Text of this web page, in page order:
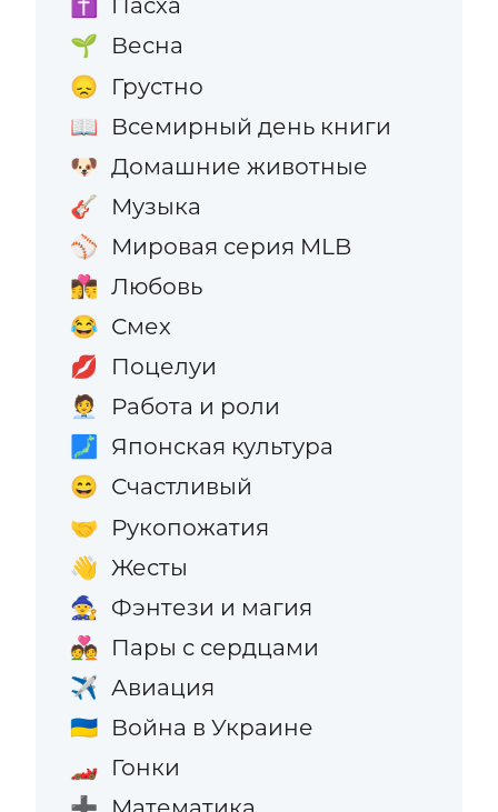
✝️
🌱 Весна
😞 Грустно
📖 Всемирный день книги
🐶 Домашние животные
🎸 Музыка
⚾ Мировая серия MLB
👩‍❤️‍💋‍👨 Любовь
😂 Смех
💋 Поцелуи
🧑‍💼 Работа и роли
🗾 Японская культура
😄 Счастливый
🤝 Рукопожатия
👋 Жесты
🧙 Фэнтези и магия
💑 Пары с сердцами
✈️ Авиация
🇺🇦 Война в Украине
🏎️ Гонки